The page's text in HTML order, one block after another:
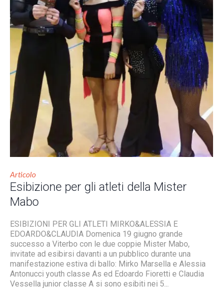
Articolo
Esibizione per gli atleti della Mister
Mabo
ESIBIZIONI PER GLI ATLETI MIRKO&ALESSIA E
EDOARDO&CLAUDIA Domenica 19 giugno grande
successo a Viterbo con le due coppie Mister Mabo,
invitate ad esibirsi davanti a un pubblico durante una
manifestazione estiva di ballo: Mirko Marsella e Alessia
Antonucci youth classe As ed Edoardo Fioretti e Claudia
Vessella junior classe A si sono esibiti nei 5...